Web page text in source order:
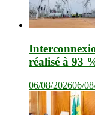
réalisé à 93
06/08/202606/